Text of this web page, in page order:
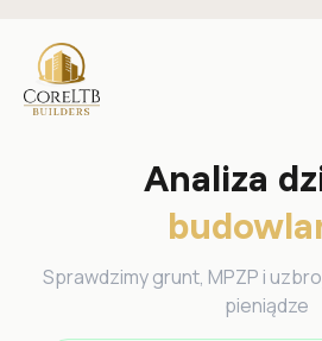
Analiza
Sprawdzimy grunt, MPZP i
pieniądze